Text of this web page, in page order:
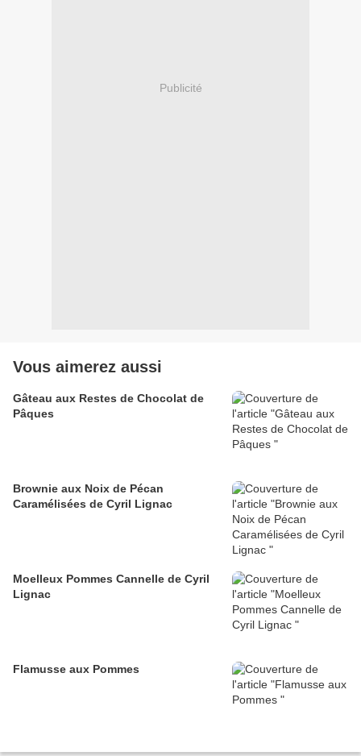
Publicité
Vous aimerez aussi
Gâteau aux Restes de Chocolat de
Pâques
Brownie aux Noix de Pécan
Caramélisées de Cyril Lignac
Moelleux Pommes Cannelle de Cyril
Lignac
Flamusse aux Pommes